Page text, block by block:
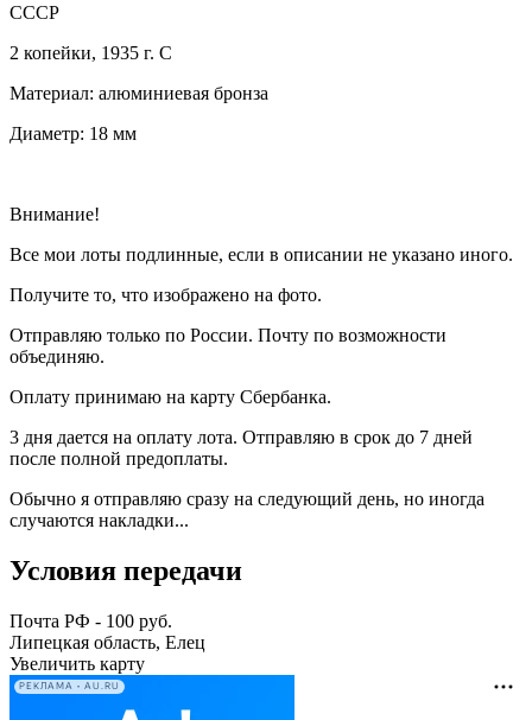
СССР
2 копейки, 1935 г. С
Материал: алюминиевая бронза
Диаметр: 18 мм
Внимание!
Все мои лоты подлинные, если в описании не указано иного.
Получите то, что изображено на фото.
Отправляю только по России. Почту по возможности
объединяю.
Оплату принимаю на карту Сбербанка.
3 дня дается на оплату лота. Отправляю в срок до 7 дней
после полной предоплаты.
Обычно я отправляю сразу на следующий день, но иногда
случаются накладки...
Условия передачи
Почта РФ - 100 руб.
Липецкая область, Елец
Увеличить карту
РЕКЛАМА • AU.RU